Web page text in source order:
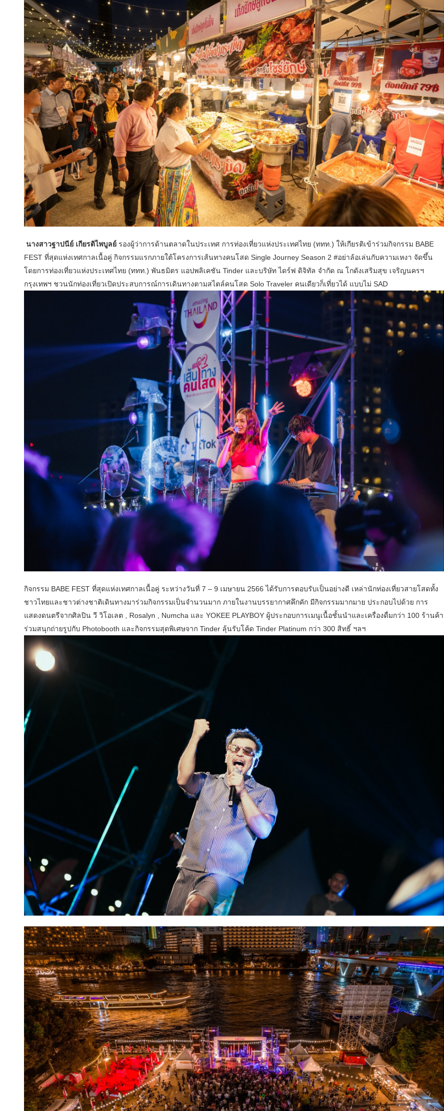
นางสาวฐาปนีย์ เกียรติไพบูลย์ รองผู้ว่าการด้านตลาดในประเทศ การท่องเที่ยวแห่งประเทศไทย (ททท.) ให้เกียรติเข้าร่วมกิจกรรม BABE
FEST ที่สุดแห่งเทศกาลเนื้อคู่ กิจกรรมแรกภายใต้โครงการเส้นทางคนโสด Single Journey Season 2 #อย่าล้อเล่นกับความเหงา จัดขึ้น
โดยการท่องเที่ยวแห่งประเทศไทย (ททท.) พันธมิตร แอปพลิเคชัน Tinder และบริษัท ไดร์ฟ ดิจิทัล จำกัด ณ โกดังเสริมสุข เจริญนครฯ
กรุงเทพฯ ชวนนักท่องเที่ยวเปิดประสบการณ์การเดินทางตามสไตล์คนโสด Solo Traveler คนเดียวก็เที่ยวได้ แบบไม่ SAD
กิจกรรม BABE FEST ที่สุดแห่งเทศกาลเนื้อคู่ ระหว่างวันที่ 7 – 9 เมษายน 2566 ได้รับการตอบรับเป็นอย่างดี เหล่านักท่องเที่ยวสายโสดทั้ง
ชาวไทยและชาวต่างชาติเดินทางมาร่วมกิจกรรมเป็นจำนวนมาก ภายในงานบรรยากาศคึกคัก มีกิจกรรมมากมาย ประกอบไปด้วย การ
แสดงดนตรีจากศิลปิน วี วิโอเลต , Rosalyn , Numcha และ YOKEE PLAYBOY ผู้ประกอบการเมนูเนื้อชั้นนำและเครื่องดื่มกว่า 100 ร้านค้า
ร่วมสนุกถ่ายรูปกับ Photobooth และกิจกรรมสุดพิเศษจาก Tinder ลุ้นรับโค้ด Tinder Platinum กว่า 300 สิทธิ์ ฯลฯ